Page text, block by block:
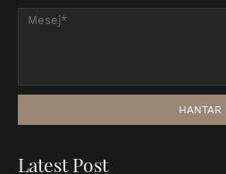
Latest Post